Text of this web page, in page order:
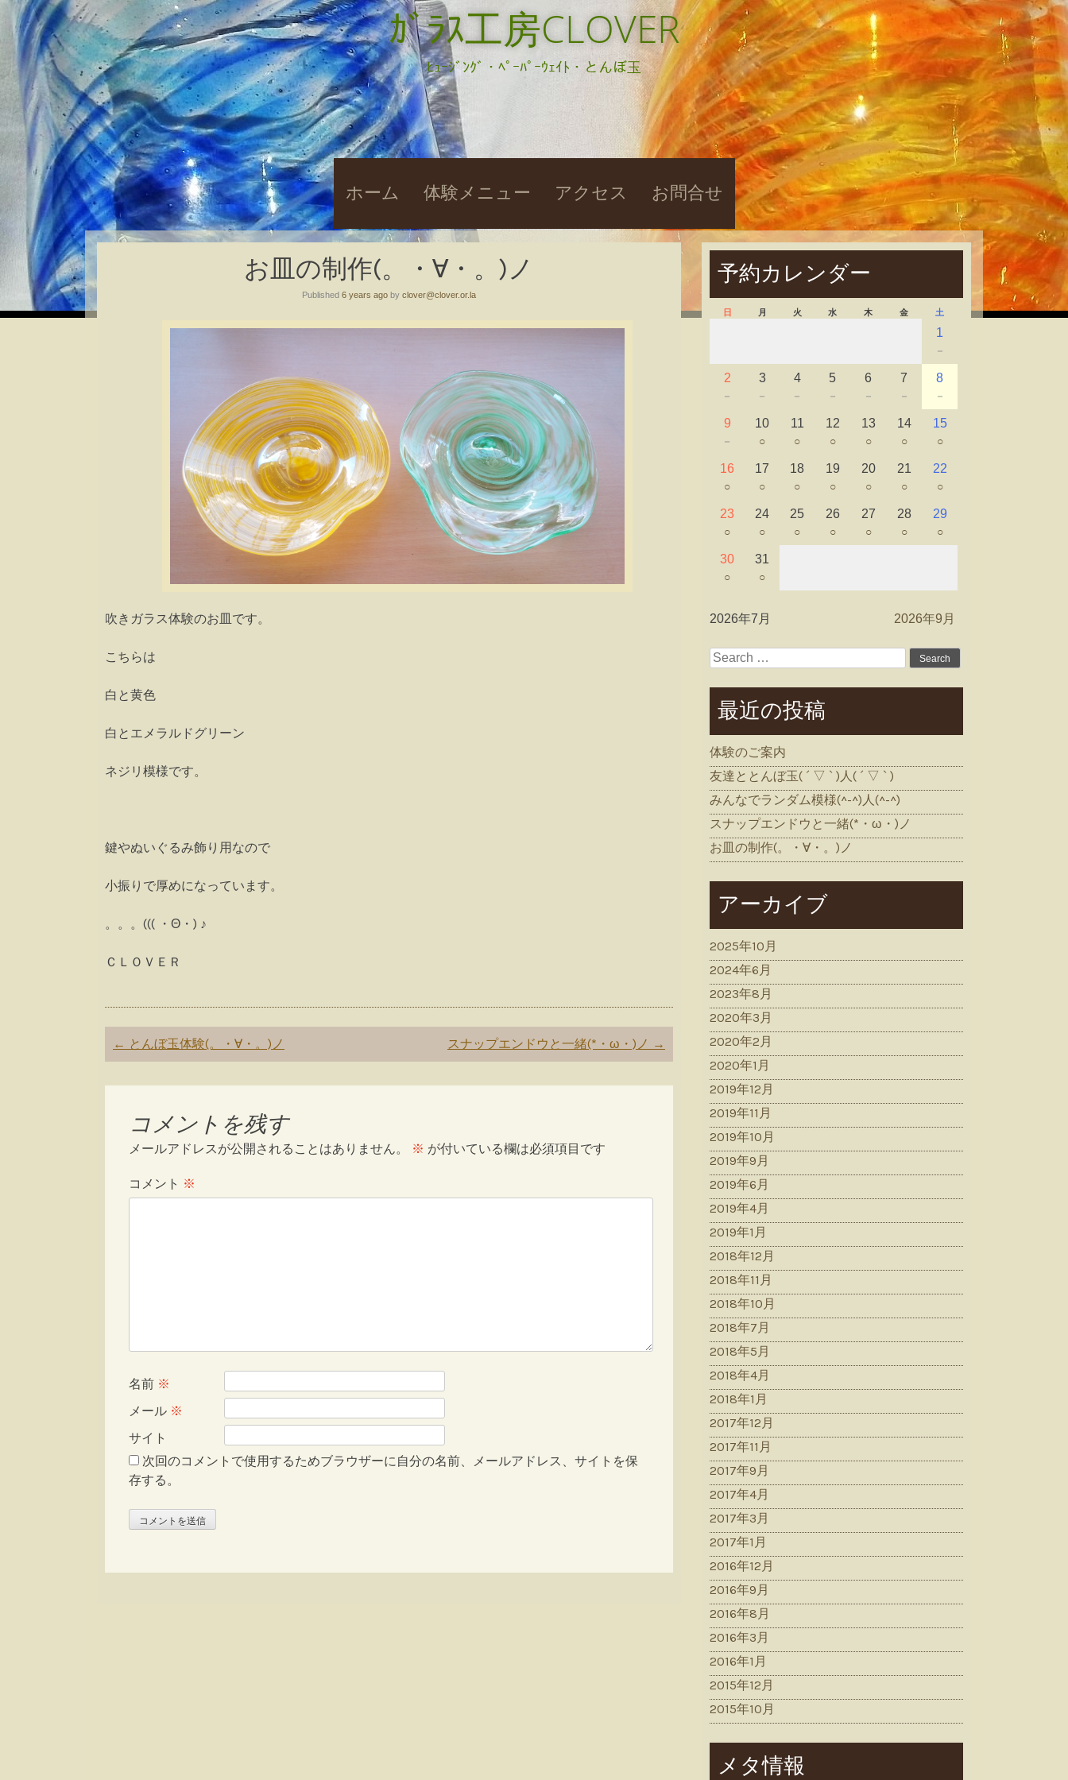
ｶﾞﾗｽ工房CLOVER
ﾋｭｰｼﾞﾝｸﾞ・ﾍﾟｰﾊﾟｰｳｪｲﾄ・とんぼ玉
Skip
content
ホーム 体験メニュー アクセス お問合せ
お皿の制作(。・∀・。)ノ
Published 6 years ago by clover@clover.or.la
吹きガラス体験のお皿です。
こちらは
白と黄色
白とエメラルドグリーン
ネジリ模様です。
鍵やぬいぐるみ飾り用なので
小振りで厚めになっています。
。。。((( ・Θ・) ♪
ＣＬＯＶＥＲ
Post
navigation
← とんぼ玉体験(。・∀・。)ノ スナップエンドウと一緒(*・ω・)ノ →
コメントを残す
メールアドレスが公開されることはありません。 ※ が付いている欄は必須項目です
コメント ※
名前 ※
メール ※
サイト
次回のコメントで使用するためブラウザーに自分の名前、メールアドレス、サイトを保
存する。
予約カレンダー
日 月 火 水 木 金 土
1
－
2
－
3
－
4
－
5
－
6
－
7
－
8
－
9
－
10
○
11
○
12
○
13
○
14
○
15
○
16
○
17
○
18
○
19
○
20
○
21
○
22
○
23
○
24
○
25
○
26
○
27
○
28
○
29
○
30
○
31
○
2026年7月 2026年9月
Search
最近の投稿
体験のご案内
友達ととんぼ玉( ´ ▽ ` )人( ´ ▽ ` )
みんなでランダム模様(^-^)人(^-^)
スナップエンドウと一緒(*・ω・)ノ
お皿の制作(。・∀・。)ノ
アーカイブ
2025年10月
2024年6月
2023年8月
2020年3月
2020年2月
2020年1月
2019年12月
2019年11月
2019年10月
2019年9月
2019年6月
2019年4月
2019年1月
2018年12月
2018年11月
2018年10月
2018年7月
2018年5月
2018年4月
2018年1月
2017年12月
2017年11月
2017年9月
2017年4月
2017年3月
2017年1月
2016年12月
2016年9月
2016年8月
2016年3月
2016年1月
2015年12月
2015年10月
メタ情報